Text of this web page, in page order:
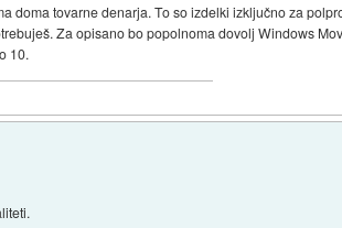
doma tovarne denarja. To so izdelki izključno za
Za opisano bo popolnoma dovolj Windows
10.